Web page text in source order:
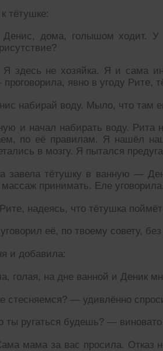
тётушке:
дома, голышом ходит. У
здесь не хозяйка. Я и сама
явно в угоду Рите,
набирай воду. Мыло, что там
и начал набирать воду.
по её правилам. Я нашёл
в мозгу. Я пытался
тётушку в ванную —
принимать. Еле
надеясь, что тётушка
её, по твоему совету,
и добавила:
голая, на дне ванной и Деник
стесняемся? — удивлённо
ругаться будешь? — виновато
мама за вас просила. Отказ